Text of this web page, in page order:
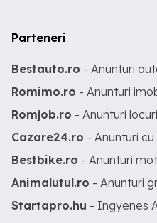
Parteneri
Bestauto.ro - Anunturi
Romimo.ro - Anunturi
Romjob.ro - Anunturi
Cazare24.ro - Anunturi
Bestbike.ro - Anunturi
Animalutul.ro - Anunturi
Startapro.hu - Ingyenes